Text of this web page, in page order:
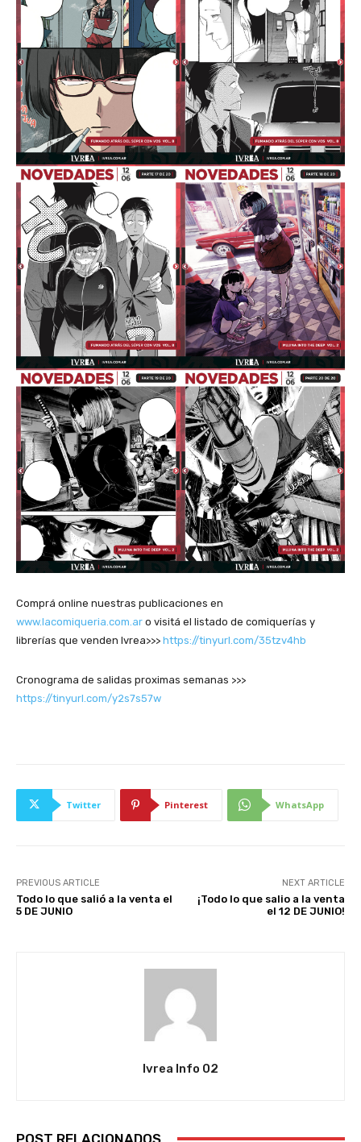
Comprá online nuestras publicaciones en
www.lacomiqueria.com.ar o visitá el listado de comiquerías y
librerías que venden Ivrea>>> https://tinyurl.com/35tzv4hb
Cronograma de salidas proximas semanas >>>
https://tinyurl.com/y2s7s57w
Twitter Pinterest WhatsApp
PREVIOUS ARTICLE
Todo lo que salió a la venta el
5 DE JUNIO
NEXT ARTICLE
¡Todo lo que salio a la venta
el 12 DE JUNIO!
Ivrea Info 02
POST RELACIONADOS